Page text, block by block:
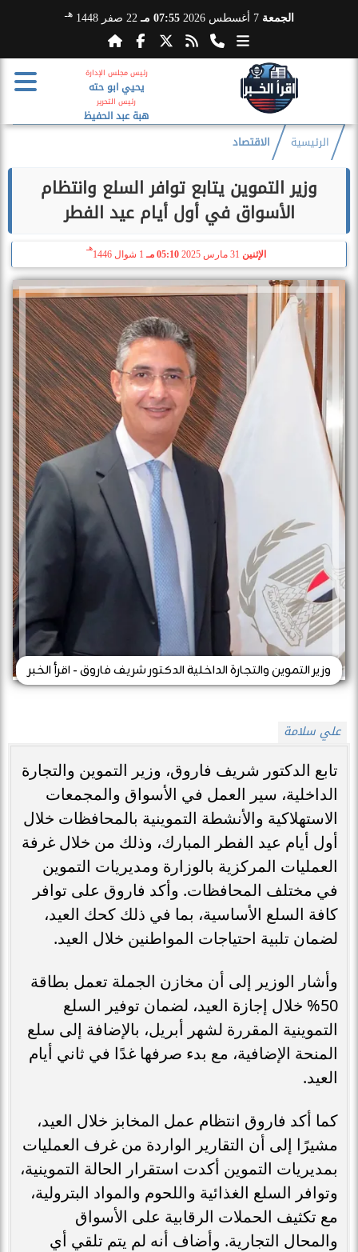
الجمعة 7 أغسطس 2026 07:55 مـ 22 صفر 1448 هـ
رئيس مجلس الإدارة
يحيي ابو حته
رئيس التحرير
هبة عبد الحفيظ
الرئيسية الاقتصاد
وزير التموين يتابع توافر السلع وانتظام
الأسواق في أول أيام عيد الفطر
الإثنين 05:10 مـ 1 شوال 1446
هـ
وزير التموين والتجارة الداخلية الدكتور شريف فاروق - اقرأ الخبر
علي سلامة
تابع الدكتور شريف فاروق، وزير التموين والتجارة
الداخلية، سير العمل في الأسواق والمجمعات
الاستهلاكية والأنشطة التموينية بالمحافظات خلال
أول أيام عيد الفطر المبارك، وذلك من خلال غرفة
العمليات المركزية بالوزارة ومديريات التموين
في مختلف المحافظات. وأكد فاروق على توافر
كافة السلع الأساسية، بما في ذلك كحك العيد،
لضمان تلبية احتياجات المواطنين خلال العيد.
وأشار الوزير إلى أن مخازن الجملة تعمل بطاقة
50% خلال إجازة العيد، لضمان توفير السلع
التموينية المقررة لشهر أبريل، بالإضافة إلى سلع
المنحة الإضافية، مع بدء صرفها غدًا في ثاني أيام
العيد.
كما أكد فاروق انتظام عمل المخابز خلال العيد،
مشيرًا إلى أن التقارير الواردة من غرف العمليات
بمديريات التموين أكدت استقرار الحالة التموينية،
وتوافر السلع الغذائية واللحوم والمواد البترولية،
مع تكثيف الحملات الرقابية على الأسواق
والمحال التجارية. وأضاف أنه لم يتم تلقي أي